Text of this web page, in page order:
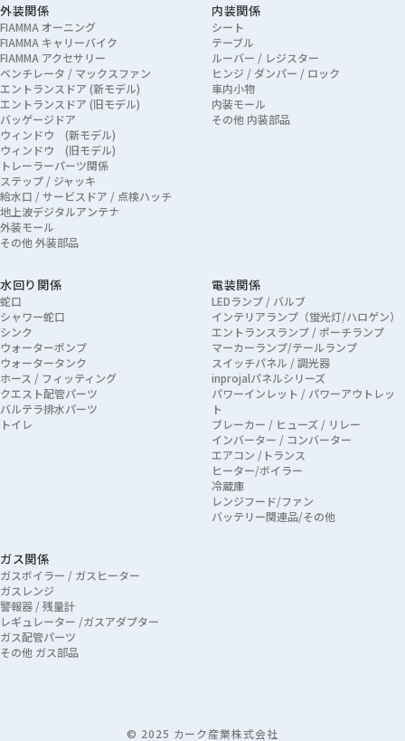
外装関係
FIAMMA オーニング
FIAMMA キャリーバイク
FIAMMA アクセサリー
ベンチレータ / マックスファン
エントランスドア (新モデル)
エントランスドア (旧モデル)
バッゲージドア
ウィンドウ (新モデル)
ウィンドウ (旧モデル)
トレーラーパーツ関係
ステップ / ジャッキ
給水口 / サービスドア / 点検ハッチ
地上波デジタルアンテナ
外装モール
その他 外装部品
内装関係
シート
テーブル
ルーバー / レジスター
ヒンジ / ダンパー / ロック
車内小物
内装モール
その他 内装部品
水回り関係
蛇口
シャワー蛇口
シンク
ウォーターポンプ
ウォータータンク
ホース / フィッティング
クエスト配管パーツ
バルテラ排水パーツ
トイレ
電装関係
LEDランプ / バルブ
インテリアランプ（蛍光灯/ハロゲン）
エントランスランプ / ポーチランプ
マーカーランプ/テールランプ
スイッチパネル / 調光器
inprojalパネルシリーズ
パワーインレット / パワーアウトレッ
ト
ブレーカー / ヒューズ / リレー
インバーター / コンバーター
エアコン /トランス
ヒーター/ボイラー
冷蔵庫
レンジフード/ファン
バッテリー関連品/その他
ガス関係
ガスボイラー / ガスヒーター
ガスレンジ
警報器 / 残量計
レギュレーター /ガスアダプター
ガス配管パーツ
その他 ガス部品
© 2025 カーク産業株式会社